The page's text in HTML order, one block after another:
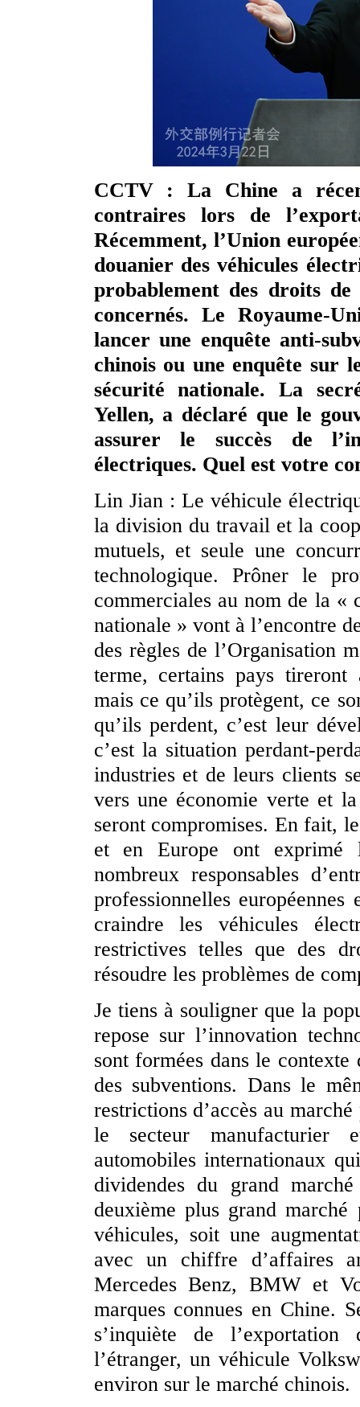
CCTV : La Chine a
contraires lors de
Récemment, l’Union
douanier des véhicules
probablement des droits
concernés. Le Royaume-
lancer une enquête anti-
chinois ou une enquête sur
sécurité nationale. La
Yellen, a déclaré que le
assurer le succès de
électriques. Quel est votre
Lin Jian : Le véhicule
la division du travail et la
mutuels, et seule une
technologique. Prôner le
commerciales au nom de la «
nationale » vont à l’encontre
des règles de l’Organisation
terme, certains pays tireront
mais ce qu’ils protègent, ce
qu’ils perdent, c’est leur
c’est la situation perdant-
industries et de leurs clients
vers une économie verte et
seront compromises. En fait,
et en Europe ont exprimé
nombreux responsables
professionnelles
craindre les véhicules
restrictives telles que des
résoudre les problèmes de
Je tiens à souligner que la
repose sur l’innovation
sont formées dans le
des subventions. Dans le
restrictions d’accès au
le secteur manufacturier
automobiles internationaux
dividendes du grand
deuxième plus grand
véhicules, soit une
avec un chiffre d’affaires
Mercedes Benz, BMW et
marques connues en Chine.
s’inquiète de
l’étranger, un véhicule
environ sur le marché chinois.